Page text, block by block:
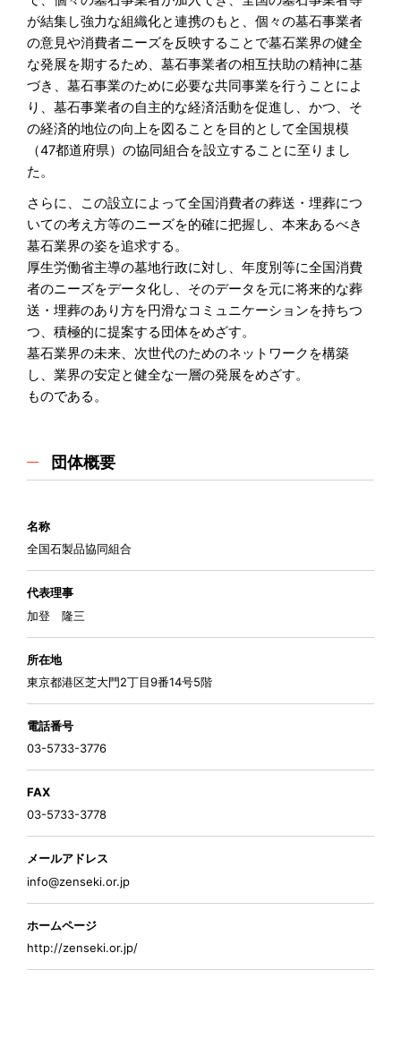
が結集し強力な組織化と連携のもと、個々の墓石事業者
の意見や消費者ニーズを反映することで墓石業界の健全
な発展を期するため、墓石事業者の相互扶助の精神に基
づき、墓石事業のために必要な共同事業を行うことによ
り、墓石事業者の自主的な経済活動を促進し、かつ、そ
の経済的地位の向上を図ることを目的として全国規模
（47都道府県）の協同組合を設立することに至りまし
た。
さらに、この設立によって全国消費者の葬送・埋葬につ
いての考え方等のニーズを的確に把握し、本来あるべき
墓石業界の姿を追求する。
厚生労働省主導の墓地行政に対し、年度別等に全国消費
者のニーズをデータ化し、そのデータを元に将来的な葬
送・埋葬のあり方を円滑なコミュニケーションを持ちつ
つ、積極的に提案する団体をめざす。
墓石業界の未来、次世代のためのネットワークを構築
し、業界の安定と健全な一層の発展をめざす。
ものである。
団体概要
名称
全国石製品協同組合
代表理事
加登 隆三
所在地
東京都港区芝大門2丁目9番14号5階
電話番号
03-5733-3776
FAX
03-5733-3778
メールアドレス
info@zenseki.or.jp
ホームページ
http://zenseki.or.jp/